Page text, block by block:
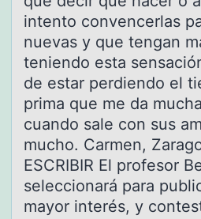
intento convencerlas
nuevas y que tengan
teniendo esta
de estar perdiendo el
prima que me da
cuando sale con sus
mucho. Carmen,
ESCRIBIR El profesor
seleccionará para
mayor interés, y